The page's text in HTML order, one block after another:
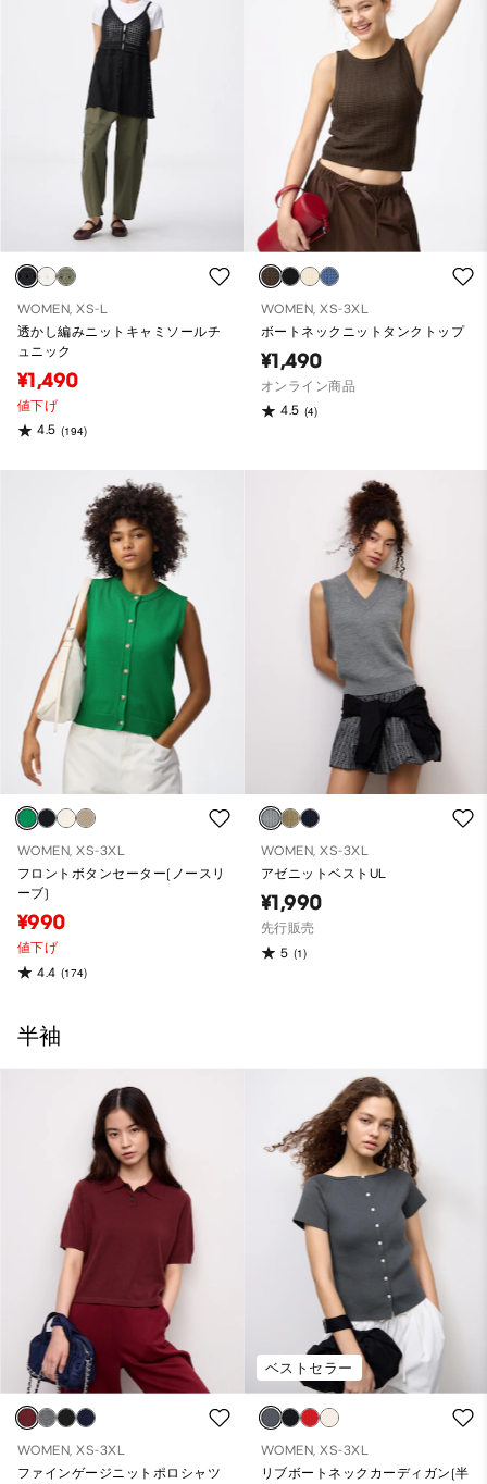
WOMEN, XS-L
透かし編みニットキャミソールチ
ュニック
¥1,490
値下げ
4.5 (194)
WOMEN, XS-3XL
ボートネックニットタンクトップ
¥1,490
オンライン商品
4.5 (4)
WOMEN, XS-3XL
フロントボタンセーター(ノースリ
ーブ)
¥990
値下げ
4.4 (174)
WOMEN, XS-3XL
アゼニットベストUL
¥1,990
先行販売
5 (1)
半袖
WOMEN, XS-3XL
ファインゲージニットポロシャツ
ベストセラー
WOMEN, XS-3XL
リブボートネックカーディガン(半